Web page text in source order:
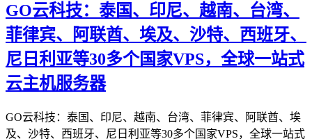
GO云科技：泰国、印尼、越南、台湾、
菲律宾、阿联酋、埃及、沙特、西班牙、
尼日利亚等30多个国家VPS，全球一站式
云主机服务器
GO云科技：泰国、印尼、越南、台湾、菲律宾、阿联酋、埃
及、沙特、西班牙、尼日利亚等30多个国家VPS，全球一站式